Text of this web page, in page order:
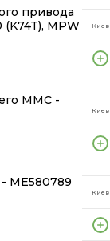
привода
(K74T), MPW
Киев
MMC -
Киев
ME580789
Киев